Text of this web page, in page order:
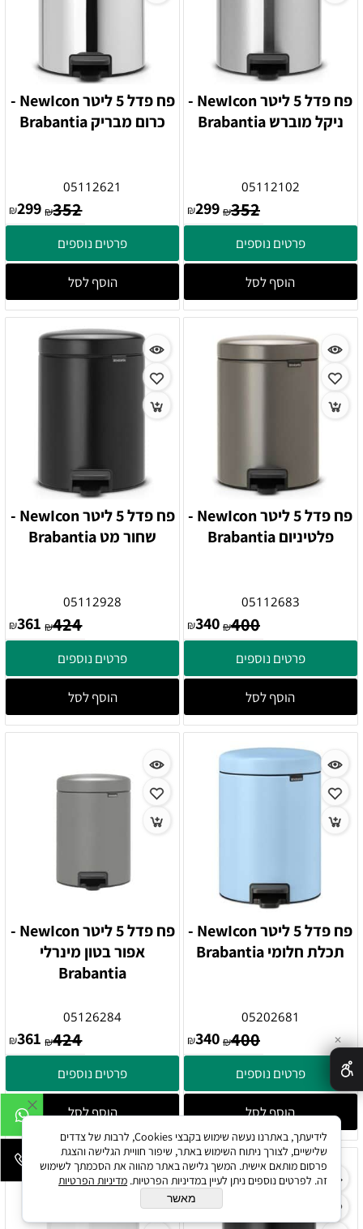
פח פדל 5 ליטר NewIcon -
ניקל מוברש Brabantia
05112102
₪352
₪299
פרטים נוספים
הוסף לסל
פח פדל 5 ליטר NewIcon -
כרום מבריק Brabantia
05112621
₪352
₪299
פרטים נוספים
הוסף לסל
פח פדל 5 ליטר NewIcon -
פלטיניום Brabantia
05112683
₪400
₪340
פרטים נוספים
הוסף לסל
פח פדל 5 ליטר NewIcon -
שחור מט Brabantia
05112928
₪424
₪361
פרטים נוספים
הוסף לסל
פח פדל 5 ליטר NewIcon -
תכלת חלומי Brabantia
05202681
₪400
₪340
פרטים נוספים
הוסף לסל
פח פדל 5 ליטר NewIcon -
אפור בטון מינרלי
Brabantia
05126284
₪424
₪361
פרטים נוספים
הוסף לסל
✕
לידיעתך, באתרנו נעשה שימוש בקבצי Cookies, לרבות של צדדים
שלישיים, לצורך ניתוח השימוש באתר, שיפור חוויית הגלישה והצגת
פרסום מותאם אישית. המשך גלישה באתר מהווה את הסכמתך לשימוש
זה. לפרטים נוספים ניתן לעיין במדיניות הפרטיות. מדיניות הפרטיות
מאשר